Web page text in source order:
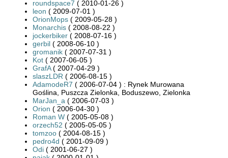
roundspace7 ( 2010-01-26 )
leon ( 2009-07-01 )
OrionMops ( 2009-05-28 )
Monarchis ( 2008-08-22 )
jockerbiker ( 2008-07-16 )
gerbil ( 2008-06-10 )
gromanik ( 2007-07-31 )
Kot ( 2007-06-05 )
GrafA( 2007-04-29 )
slaszLDR ( 2006-08-15 )
AdamodeR7 ( 2006-07-04 ) : Rynek Murowana
Goślina, Puszcza Zielonka, Boduszewo, Zielonka
MarJan_a ( 2006-07-03 )
Orion ( 2006-04-30 )
Roman W ( 2005-05-08 )
orzech52 ( 2005-05-05 )
tomzoo ( 2004-08-15 )
pedro4d ( 2001-09-09 )
Odi ( 2001-06-27 )